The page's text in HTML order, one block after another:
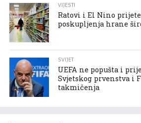
VIJESTI
Ratovi i El Nino
poskupljenja hrane
SVIJET
UEFA ne popušta i
Svjetskog prvenstva i
takmičenja